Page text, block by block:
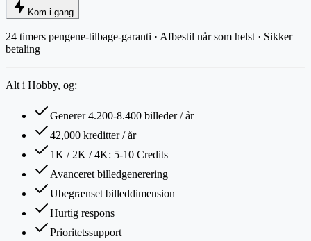
Kom i gang
24 timers pengene-tilbage-garanti · Afbestil når som helst · Sikker
betaling
Alt i Hobby, og:
Generer 4.200-8.400 billeder / år
42,000 kreditter / år
1K / 2K / 4K: 5-10 Credits
Avanceret billedgenerering
Ubegrænset billeddimension
Hurtig respons
Prioritetssupport